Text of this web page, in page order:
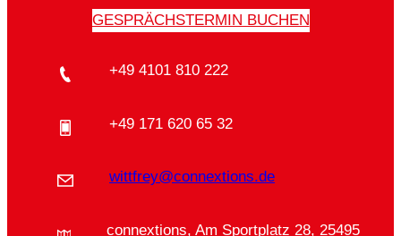
GESPRÄCHSTERMIN BUCHEN
+49 4101 810 222
+49 171 620 65 32
wittfrey@connextions.de
connextions, Am Sportplatz 28, 25495